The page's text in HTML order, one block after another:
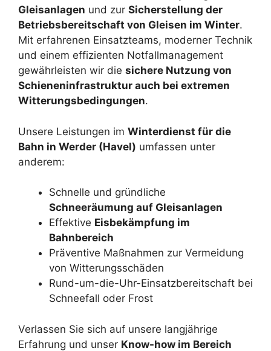
Gleisanlagen und zur Sicherstellung der
Betriebsbereitschaft von Gleisen im Winter.
Mit erfahrenen Einsatzteams, moderner Technik
und einem effizienten Notfallmanagement
gewährleisten wir die sichere Nutzung von
Schieneninfrastruktur auch bei extremen
Witterungsbedingungen.
Unsere Leistungen im Winterdienst für die
Bahn in Werder (Havel) umfassen unter
anderem:
Schnelle und gründliche
Schneeräumung auf Gleisanlagen
Effektive Eisbekämpfung im
Bahnbereich
Präventive Maßnahmen zur Vermeidung
von Witterungsschäden
Rund-um-die-Uhr-Einsatzbereitschaft bei
Schneefall oder Frost
Verlassen Sie sich auf unsere langjährige
Erfahrung und unser Know-how im Bereich